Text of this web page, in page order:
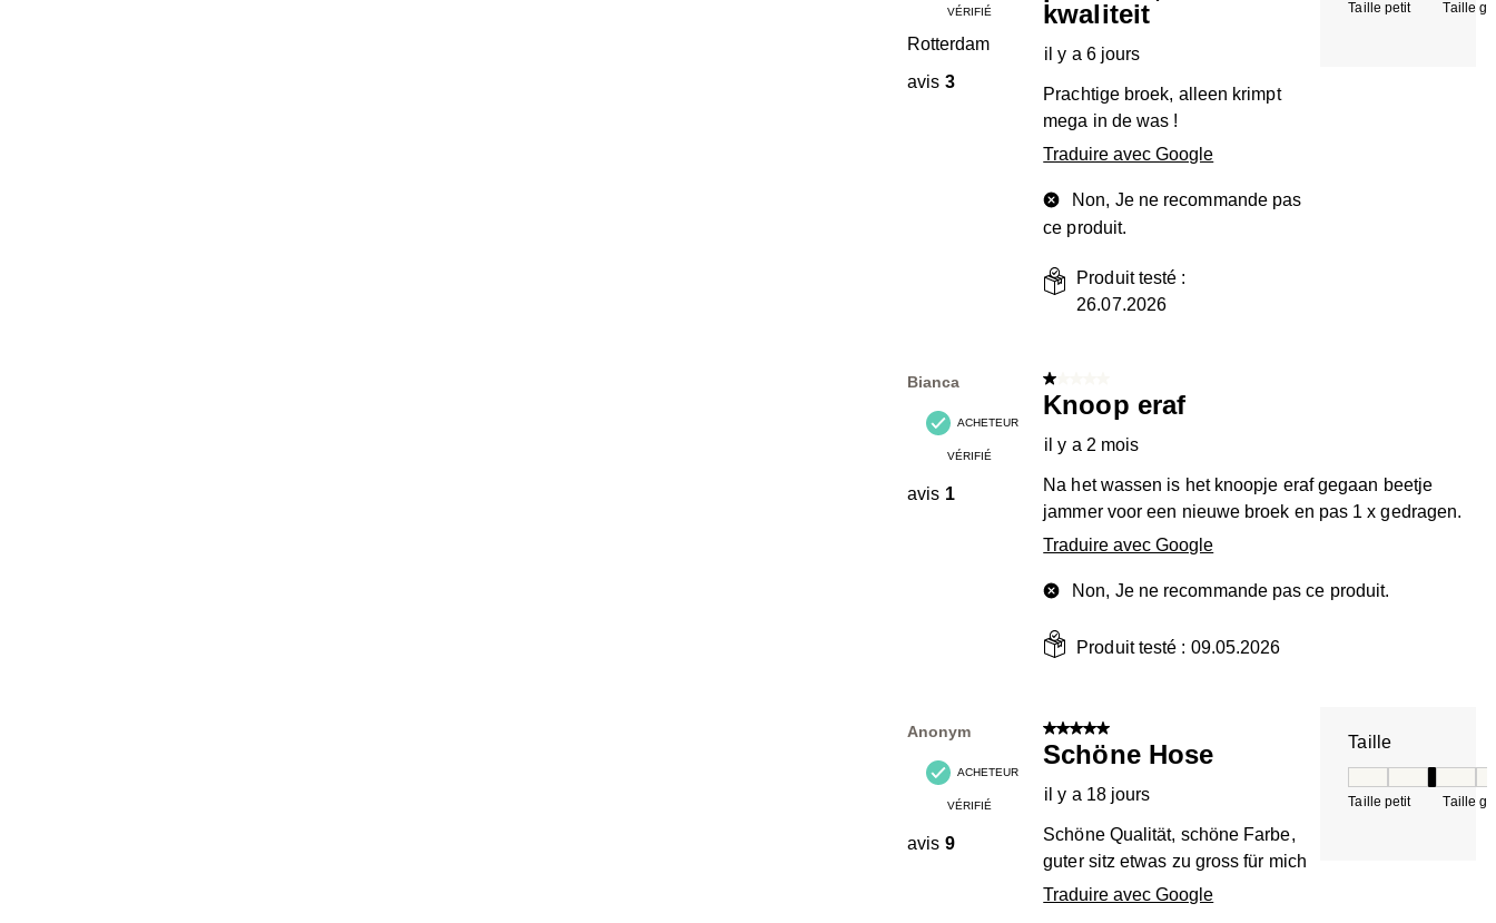
VÉRIFIÉ
Rotterdam
avis 3
kwaliteit
il y a 6 jours
Prachtige broek, alleen krimpt
mega in de was !
Traduire avec Google
Non, Je ne recommande pas
ce produit.
Produit testé :
26.07.2026
Taille petit Taille
Bianca
ACHETEUR
VÉRIFIÉ
avis 1
1 sur 5 étoiles.
Knoop eraf
il y a 2 mois
Na het wassen is het knoopje eraf gegaan beetje
jammer voor een nieuwe broek en pas 1 x gedragen.
Traduire avec Google
Non, Je ne recommande pas ce produit.
Produit testé : 09.05.2026
Anonym
ACHETEUR
VÉRIFIÉ
avis 9
5 sur 5 étoiles.
Schöne Hose
il y a 18 jours
Schöne Qualität, schöne Farbe,
guter sitz etwas zu gross für mich
Traduire avec Google
Taille
Taille petit Taille